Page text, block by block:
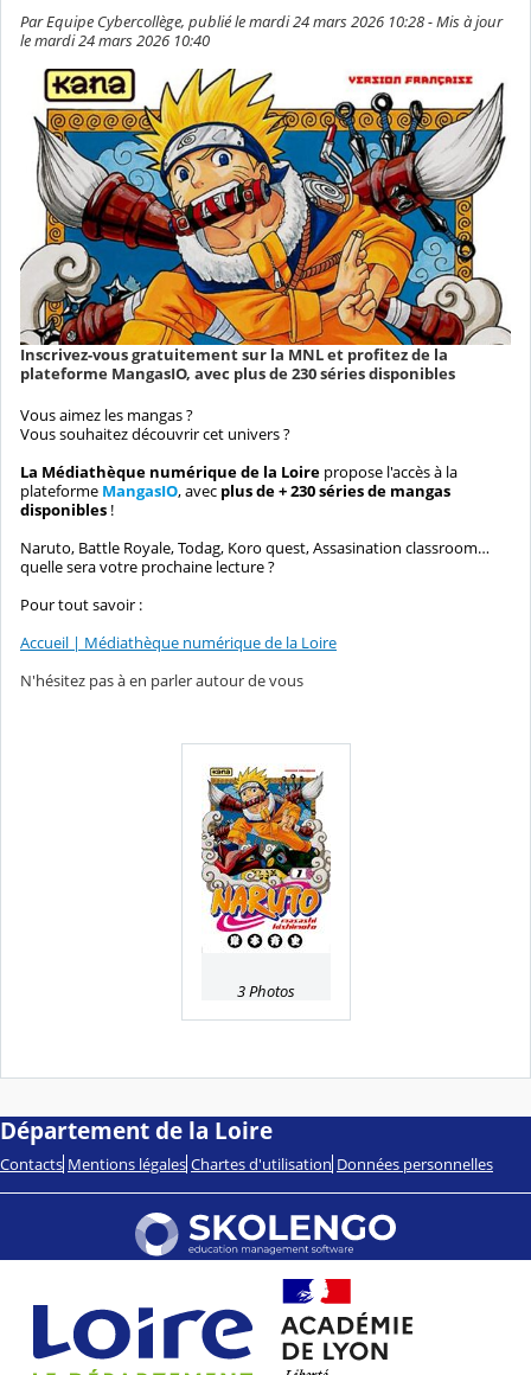
Par Equipe Cybercollège, publié le mardi 24 mars 2026 10:28 - Mis à jour
le mardi 24 mars 2026 10:40
Inscrivez-vous gratuitement sur la MNL et profitez de la
plateforme MangasIO, avec plus de 230 séries disponibles
Vous aimez les mangas ?
Vous souhaitez découvrir cet univers ?
La Médiathèque numérique de la Loire propose l'accès à la
plateforme MangasIO, avec plus de + 230 séries de mangas
disponibles !
Naruto, Battle Royale, Todag, Koro quest, Assasination classroom…
quelle sera votre prochaine lecture ?
Pour tout savoir :
Accueil | Médiathèque numérique de la Loire
N'hésitez pas à en parler autour de vous
3 Photos
Département de la Loire
Contacts Mentions légales Chartes d'utilisation Données personnelles